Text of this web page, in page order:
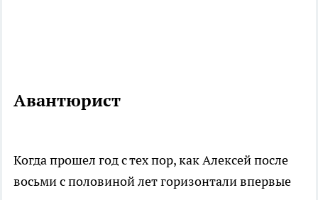
Авантюрист
Когда прошел год с тех пор, как Алексей после
восьми с половиной лет горизонтали впервые